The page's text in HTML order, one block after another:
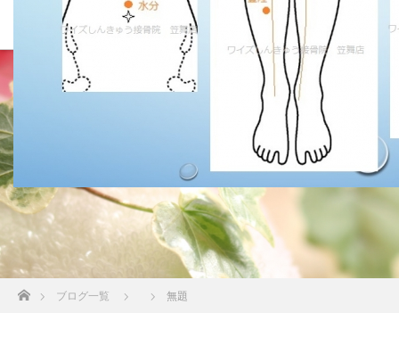
ホームブログ一覧 無題